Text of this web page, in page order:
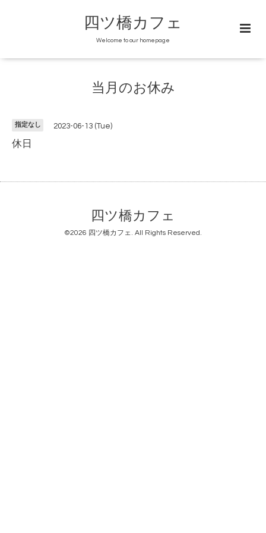
四ツ橋カフェ
Welcome to our homepage
当月のお休み
指定なし 2023-06-13 (Tue)
休日
四ツ橋カフェ
©2026 四ツ橋カフェ. All Rights Reserved.